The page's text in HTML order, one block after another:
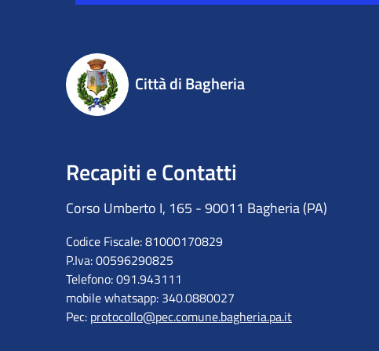
Città di Bagheria
Recapiti e Contatti
Corso Umberto I, 165 - 90011 Bagheria (PA)
Codice Fiscale: 81000170829
P.Iva: 00596290825
Telefono: 091.943111
mobile whatsapp: 340.0880027
Pec: protocollo@pec.comune.bagheria.pa.it